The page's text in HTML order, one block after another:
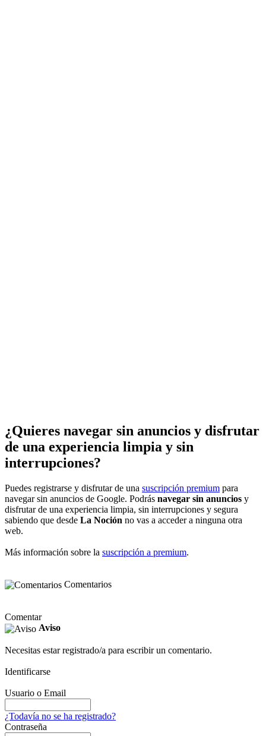
¿Quieres navegar sin anuncios y disfrutar
de una experiencia limpia y sin
interrupciones?
Puedes registrarse y disfrutar de una suscripción premium para
navegar sin anuncios de Google. Podrás navegar sin anuncios y
disfrutar de una experiencia limpia, sin interrupciones y segura
sabiendo que desde La Noción no vas a acceder a ninguna otra
web.
Más información sobre la suscripción a premium.
Comentarios
Comentar
Aviso
Necesitas estar registrado/a para escribir un comentario.
Identificarse
Usuario o Email
¿Todavía no se ha registrado?
Contraseña